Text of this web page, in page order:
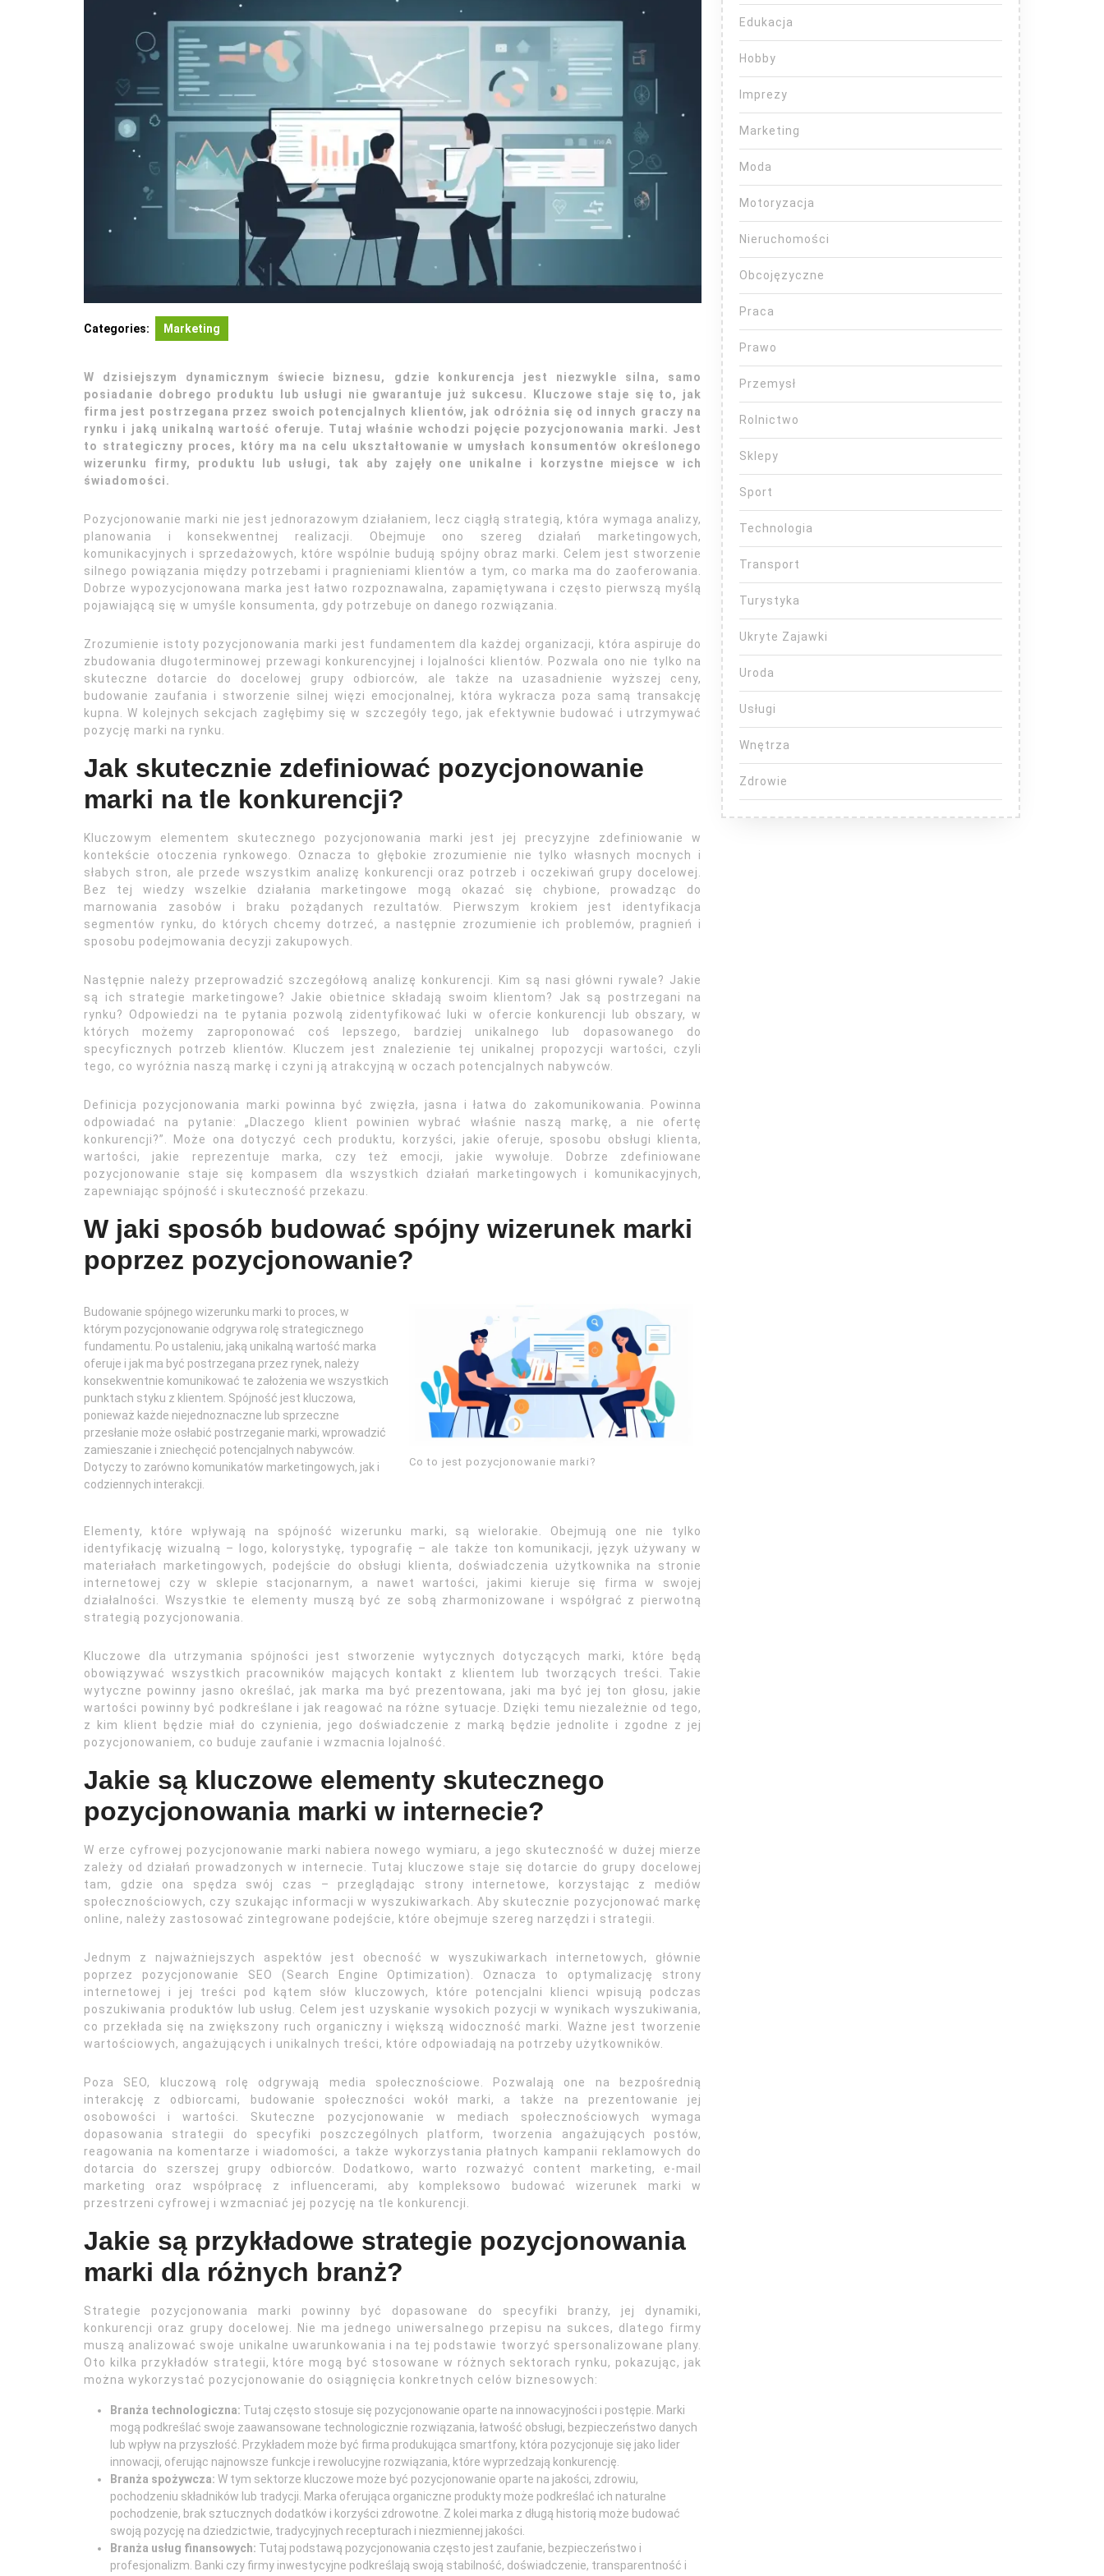
Categories: Marketing
W dzisiejszym dynamicznym świecie biznesu, gdzie konkurencja jest niezwykle silna, samo
posiadanie dobrego produktu lub usługi nie gwarantuje już sukcesu. Kluczowe staje się to, jak
firma jest postrzegana przez swoich potencjalnych klientów, jak odróżnia się od innych graczy na
rynku i jaką unikalną wartość oferuje. Tutaj właśnie wchodzi pojęcie pozycjonowania marki. Jest
to strategiczny proces, który ma na celu ukształtowanie w umysłach konsumentów określonego
wizerunku firmy, produktu lub usługi, tak aby zajęły one unikalne i korzystne miejsce w ich
świadomości.
Pozycjonowanie marki nie jest jednorazowym działaniem, lecz ciągłą strategią, która wymaga analizy,
planowania i konsekwentnej realizacji. Obejmuje ono szereg działań marketingowych,
komunikacyjnych i sprzedażowych, które wspólnie budują spójny obraz marki. Celem jest stworzenie
silnego powiązania między potrzebami i pragnieniami klientów a tym, co marka ma do zaoferowania.
Dobrze wypozycjonowana marka jest łatwo rozpoznawalna, zapamiętywana i często pierwszą myślą
pojawiającą się w umyśle konsumenta, gdy potrzebuje on danego rozwiązania.
Zrozumienie istoty pozycjonowania marki jest fundamentem dla każdej organizacji, która aspiruje do
zbudowania długoterminowej przewagi konkurencyjnej i lojalności klientów. Pozwala ono nie tylko na
skuteczne dotarcie do docelowej grupy odbiorców, ale także na uzasadnienie wyższej ceny,
budowanie zaufania i stworzenie silnej więzi emocjonalnej, która wykracza poza samą transakcję
kupna. W kolejnych sekcjach zagłębimy się w szczegóły tego, jak efektywnie budować i utrzymywać
pozycję marki na rynku.
Jak skutecznie zdefiniować pozycjonowanie
marki na tle konkurencji?
Kluczowym elementem skutecznego pozycjonowania marki jest jej precyzyjne zdefiniowanie w
kontekście otoczenia rynkowego. Oznacza to głębokie zrozumienie nie tylko własnych mocnych i
słabych stron, ale przede wszystkim analizę konkurencji oraz potrzeb i oczekiwań grupy docelowej.
Bez tej wiedzy wszelkie działania marketingowe mogą okazać się chybione, prowadząc do
marnowania zasobów i braku pożądanych rezultatów. Pierwszym krokiem jest identyfikacja
segmentów rynku, do których chcemy dotrzeć, a następnie zrozumienie ich problemów, pragnień i
sposobu podejmowania decyzji zakupowych.
Następnie należy przeprowadzić szczegółową analizę konkurencji. Kim są nasi główni rywale? Jakie
są ich strategie marketingowe? Jakie obietnice składają swoim klientom? Jak są postrzegani na
rynku? Odpowiedzi na te pytania pozwolą zidentyfikować luki w ofercie konkurencji lub obszary, w
których możemy zaproponować coś lepszego, bardziej unikalnego lub dopasowanego do
specyficznych potrzeb klientów. Kluczem jest znalezienie tej unikalnej propozycji wartości, czyli
tego, co wyróżnia naszą markę i czyni ją atrakcyjną w oczach potencjalnych nabywców.
Definicja pozycjonowania marki powinna być zwięzła, jasna i łatwa do zakomunikowania. Powinna
odpowiadać na pytanie: „Dlaczego klient powinien wybrać właśnie naszą markę, a nie ofertę
konkurencji?”. Może ona dotyczyć cech produktu, korzyści, jakie oferuje, sposobu obsługi klienta,
wartości, jakie reprezentuje marka, czy też emocji, jakie wywołuje. Dobrze zdefiniowane
pozycjonowanie staje się kompasem dla wszystkich działań marketingowych i komunikacyjnych,
zapewniając spójność i skuteczność przekazu.
W jaki sposób budować spójny wizerunek marki
poprzez pozycjonowanie?
Co to jest pozycjonowanie marki?
Budowanie spójnego wizerunku marki to proces, w
którym pozycjonowanie odgrywa rolę strategicznego
fundamentu. Po ustaleniu, jaką unikalną wartość marka
oferuje i jak ma być postrzegana przez rynek, należy
konsekwentnie komunikować te założenia we wszystkich
punktach styku z klientem. Spójność jest kluczowa,
ponieważ każde niejednoznaczne lub sprzeczne
przesłanie może osłabić postrzeganie marki, wprowadzić
zamieszanie i zniechęcić potencjalnych nabywców.
Dotyczy to zarówno komunikatów marketingowych, jak i
codziennych interakcji.
Elementy, które wpływają na spójność wizerunku marki, są wielorakie. Obejmują one nie tylko
identyfikację wizualną – logo, kolorystykę, typografię – ale także ton komunikacji, język używany w
materiałach marketingowych, podejście do obsługi klienta, doświadczenia użytkownika na stronie
internetowej czy w sklepie stacjonarnym, a nawet wartości, jakimi kieruje się firma w swojej
działalności. Wszystkie te elementy muszą być ze sobą zharmonizowane i współgrać z pierwotną
strategią pozycjonowania.
Kluczowe dla utrzymania spójności jest stworzenie wytycznych dotyczących marki, które będą
obowiązywać wszystkich pracowników mających kontakt z klientem lub tworzących treści. Takie
wytyczne powinny jasno określać, jak marka ma być prezentowana, jaki ma być jej ton głosu, jakie
wartości powinny być podkreślane i jak reagować na różne sytuacje. Dzięki temu niezależnie od tego,
z kim klient będzie miał do czynienia, jego doświadczenie z marką będzie jednolite i zgodne z jej
pozycjonowaniem, co buduje zaufanie i wzmacnia lojalność.
Jakie są kluczowe elementy skutecznego
pozycjonowania marki w internecie?
W erze cyfrowej pozycjonowanie marki nabiera nowego wymiaru, a jego skuteczność w dużej mierze
zależy od działań prowadzonych w internecie. Tutaj kluczowe staje się dotarcie do grupy docelowej
tam, gdzie ona spędza swój czas – przeglądając strony internetowe, korzystając z mediów
społecznościowych, czy szukając informacji w wyszukiwarkach. Aby skutecznie pozycjonować markę
online, należy zastosować zintegrowane podejście, które obejmuje szereg narzędzi i strategii.
Jednym z najważniejszych aspektów jest obecność w wyszukiwarkach internetowych, głównie
poprzez pozycjonowanie SEO (Search Engine Optimization). Oznacza to optymalizację strony
internetowej i jej treści pod kątem słów kluczowych, które potencjalni klienci wpisują podczas
poszukiwania produktów lub usług. Celem jest uzyskanie wysokich pozycji w wynikach wyszukiwania,
co przekłada się na zwiększony ruch organiczny i większą widoczność marki. Ważne jest tworzenie
wartościowych, angażujących i unikalnych treści, które odpowiadają na potrzeby użytkowników.
Poza SEO, kluczową rolę odgrywają media społecznościowe. Pozwalają one na bezpośrednią
interakcję z odbiorcami, budowanie społeczności wokół marki, a także na prezentowanie jej
osobowości i wartości. Skuteczne pozycjonowanie w mediach społecznościowych wymaga
dopasowania strategii do specyfiki poszczególnych platform, tworzenia angażujących postów,
reagowania na komentarze i wiadomości, a także wykorzystania płatnych kampanii reklamowych do
dotarcia do szerszej grupy odbiorców. Dodatkowo, warto rozważyć content marketing, e-mail
marketing oraz współpracę z influencerami, aby kompleksowo budować wizerunek marki w
przestrzeni cyfrowej i wzmacniać jej pozycję na tle konkurencji.
Jakie są przykładowe strategie pozycjonowania
marki dla różnych branż?
Strategie pozycjonowania marki powinny być dopasowane do specyfiki branży, jej dynamiki,
konkurencji oraz grupy docelowej. Nie ma jednego uniwersalnego przepisu na sukces, dlatego firmy
muszą analizować swoje unikalne uwarunkowania i na tej podstawie tworzyć spersonalizowane plany.
Oto kilka przykładów strategii, które mogą być stosowane w różnych sektorach rynku, pokazując, jak
można wykorzystać pozycjonowanie do osiągnięcia konkretnych celów biznesowych:
Branża technologiczna: Tutaj często stosuje się pozycjonowanie oparte na innowacyjności i postępie. Marki
mogą podkreślać swoje zaawansowane technologicznie rozwiązania, łatwość obsługi, bezpieczeństwo danych
lub wpływ na przyszłość. Przykładem może być firma produkująca smartfony, która pozycjonuje się jako lider
innowacji, oferując najnowsze funkcje i rewolucyjne rozwiązania, które wyprzedzają konkurencję.
Branża spożywcza: W tym sektorze kluczowe może być pozycjonowanie oparte na jakości, zdrowiu,
pochodzeniu składników lub tradycji. Marka oferująca organiczne produkty może podkreślać ich naturalne
pochodzenie, brak sztucznych dodatków i korzyści zdrowotne. Z kolei marka z długą historią może budować
swoją pozycję na dziedzictwie, tradycyjnych recepturach i niezmiennej jakości.
Branża usług finansowych: Tutaj podstawą pozycjonowania często jest zaufanie, bezpieczeństwo i
profesjonalizm. Banki czy firmy inwestycyjne podkreślają swoją stabilność, doświadczenie, transparentność i
Edukacja
Hobby
Imprezy
Marketing
Moda
Motoryzacja
Nieruchomości
Obcojęzyczne
Praca
Prawo
Przemysł
Rolnictwo
Sklepy
Sport
Technologia
Transport
Turystyka
Ukryte Zajawki
Uroda
Usługi
Wnętrza
Zdrowie